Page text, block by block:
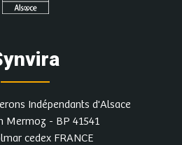
Indépendants d'Alsace
Mermoz - BP 41541
cedex FRANCE